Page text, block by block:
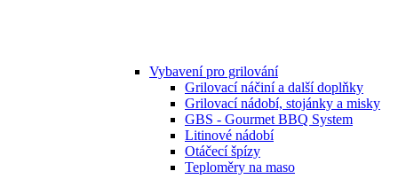
Vybavení pro grilování
Grilovací náčiní a další doplňky
Grilovací nádobí, stojánky a misky
GBS - Gourmet BBQ System
Litinové nádobí
Otáčecí špízy
Teploměry na maso